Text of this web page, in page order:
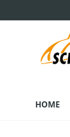
HOME